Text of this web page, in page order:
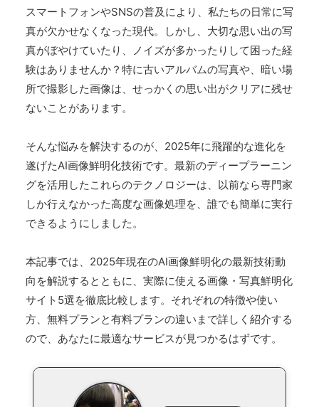
スマートフォンやSNSの普及により、私たちの日常に写
真が欠かせなくなった現代。しかし、大切な思い出の写
真がぼやけていたり、ノイズが多かったりして困った経
験はありませんか？特に古いアルバムの写真や、暗い場
所で撮影した画像は、せっかくの思い出がクリアに残せ
ないことがあります。
そんな悩みを解決するのが、2025年に飛躍的な進化を
遂げたAI画像鮮明化技術です。最新のディープラーニン
グを活用したこれらのテクノロジーは、以前なら専門家
しか行えなかった高度な画像処理を、誰でも簡単に実行
できるようにしました。
本記事では、2025年現在のAI画像鮮明化の最新技術動
向を解説するとともに、実際に使える画像・写真鮮明化
サイト5選を徹底比較します。それぞれの特徴や使い
方、無料プランと有料プランの違いまで詳しく紹介する
ので、あなたに最適なサービスが見つかるはずです。